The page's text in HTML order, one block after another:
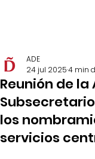
Reunión de la
los
servicios
ADE
24 jul 20254 min